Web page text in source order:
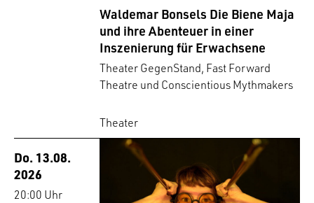
Waldemar Bonsels Die Biene Maja
und ihre Abenteuer in einer
Inszenierung für Erwachsene
Theater GegenStand, Fast Forward
Theatre und Conscientious Mythmakers
Theater
Do. 13.08.
2026
20:00 Uhr